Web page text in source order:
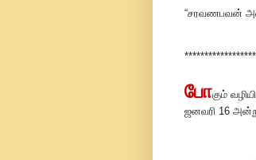
“சரவணபவன்
போகும்
ஜனவரி 16